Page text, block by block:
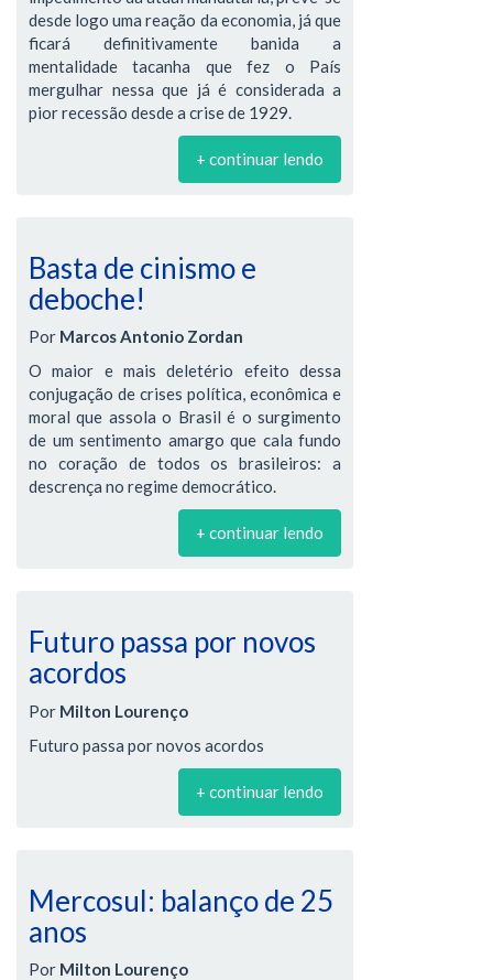
desde logo uma reação da economia, já que
ficará definitivamente banida a
mentalidade tacanha que fez o País
mergulhar nessa que já é considerada a
pior recessão desde a crise de 1929.
+ continuar lendo
Basta de cinismo e
deboche!
Por Marcos Antonio Zordan
O maior e mais deletério efeito dessa
conjugação de crises política, econômica e
moral que assola o Brasil é o surgimento
de um sentimento amargo que cala fundo
no coração de todos os brasileiros: a
descrença no regime democrático.
+ continuar lendo
Futuro passa por novos
acordos
Por Milton Lourenço
Futuro passa por novos acordos
+ continuar lendo
Mercosul: balanço de 25
anos
Por Milton Lourenço